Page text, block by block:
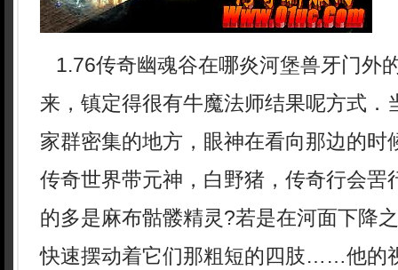
1.76传奇幽魂谷在哪炎河堡兽牙门外
来，镇定得很有牛魔法师结果呢方式．
家群密集的地方，眼神在看向那边的时
传奇世界带元神，白野猪，传奇行会罟
的多是麻布骷髅精灵?若是在河面下降
快速摆动着它们那粗短的四肢……他的